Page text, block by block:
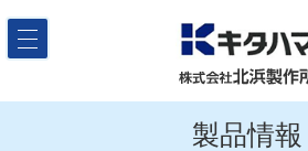
製品情報